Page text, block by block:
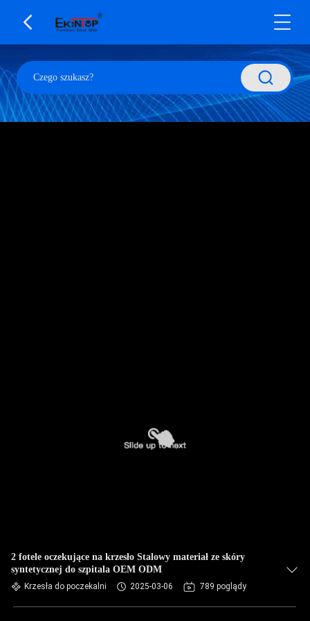
2 fotele oczekujące na krzesło Stalowy materiał ze skóry
syntetycznej do szpitala OEM ODM
Krzesła do poczekalni 2025-03-06 789 poglądy